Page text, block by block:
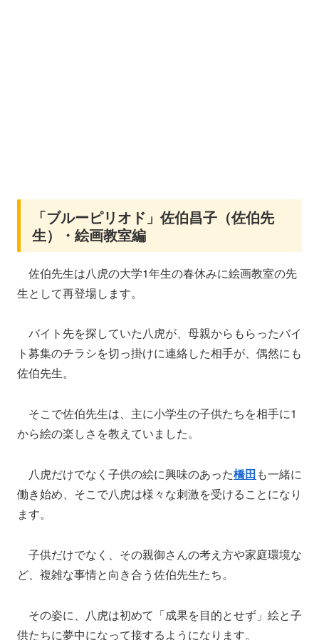
「ブルーピリオド」佐伯昌子（佐伯先
生）・絵画教室編
佐伯先生は八虎の大学1年生の春休みに絵画教室の先
生として再登場します。
バイト先を探していた八虎が、母親からもらったバイ
ト募集のチラシを切っ掛けに連絡した相手が、偶然にも
佐伯先生。
そこで佐伯先生は、主に小学生の子供たちを相手に1
から絵の楽しさを教えていました。
八虎だけでなく子供の絵に興味のあった橋田も一緒に
働き始め、そこで八虎は様々な刺激を受けることになり
ます。
子供だけでなく、その親御さんの考え方や家庭環境な
ど、複雑な事情と向き合う佐伯先生たち。
その姿に、八虎は初めて「成果を目的とせず」絵と子
供たちに夢中になって接するようになります。